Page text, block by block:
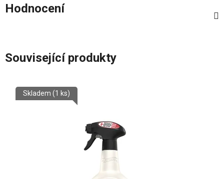
Hodnocení
Související produkty
Skladem (1 ks)